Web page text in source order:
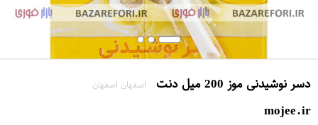
دسر نوشیدنی موز 200 میل دنت اصفهان اصفهان
mojee.ir